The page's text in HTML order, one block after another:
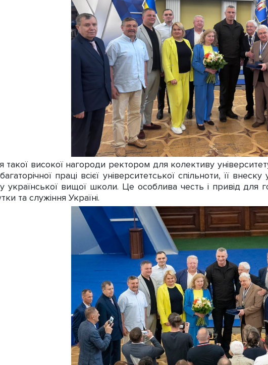
такої високої нагороди ректором для колективу
праці всієї університетської спільноти, її
української вищої школи. Це особлива честь і привід
та служіння Україні.